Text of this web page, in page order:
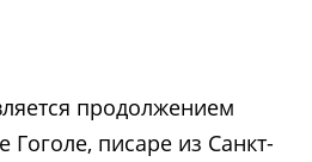
продолжением
Гоголе, писаре из Санкт-